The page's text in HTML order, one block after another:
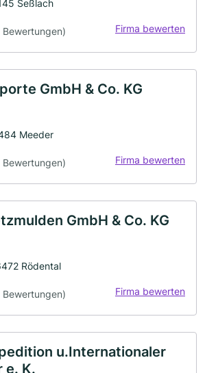
Seßlach
Bewertungen) Firma bewerten
GmbH & Co. KG
Meeder
Bewertungen) Firma bewerten
GmbH & Co. KG
Rödental
Bewertungen) Firma bewerten
u.Internationaler
e. K.